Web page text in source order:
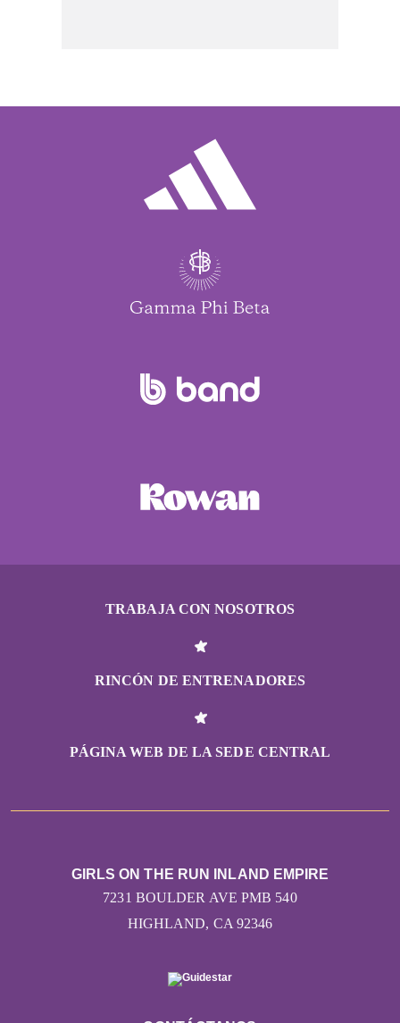
TRABAJA CON NOSOTROS
RINCÓN DE ENTRENADORES
PÁGINA WEB DE LA SEDE CENTRAL
GIRLS ON THE RUN INLAND EMPIRE
7231 BOULDER AVE PMB 540
HIGHLAND, CA 92346